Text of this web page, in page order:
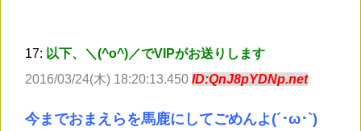
17: 以下、＼(^o^)／でVIPがお送りします
2016/03/24(木) 18:20:13.450 ID:QnJ8pYDNp.net
今までおまえらを馬鹿にしてごめんよ(´･ω･`)